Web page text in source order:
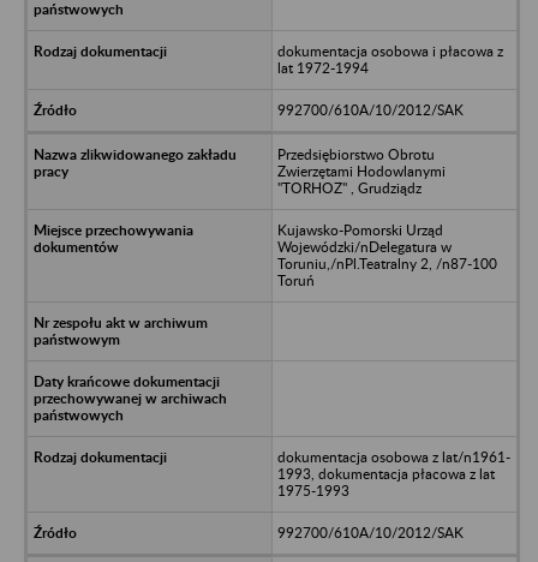
dokumentacja osobowa i płacowa z
lat 1972-1994
992700/610A/10/2012/SAK
Przedsiębiorstwo Obrotu
Zwierzętami Hodowlanymi
"TORHOZ" , Grudziądz
Kujawsko-Pomorski Urząd
Wojewódzki/nDelegatura w
Toruniu,/nPl.Teatralny 2, /n87-100
Toruń
dokumentacja osobowa z lat/n1961-
1993, dokumentacja płacowa z lat
1975-1993
992700/610A/10/2012/SAK